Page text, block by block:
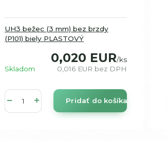
UH3 bežec (3 mm) bez brzdy
(P101) biely PLASTOVÝ
0,020 EUR/ks
0,016 EUR bez DPH
Skladom
Pridať do košíka